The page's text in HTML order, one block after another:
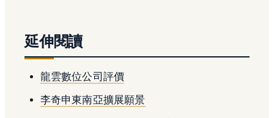
延伸閱讀
龍雲數位公司評價
李奇申東南亞擴展願景